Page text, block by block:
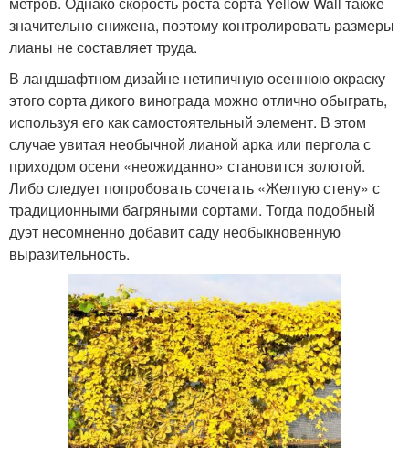
значительно снижена, поэтому контролировать размеры
лианы не составляет труда.
В ландшафтном дизайне нетипичную осеннюю окраску
этого сорта дикого винограда можно отлично обыграть,
используя его как самостоятельный элемент. В этом
случае увитая необычной лианой арка или пергола с
приходом осени «неожиданно» становится золотой.
Либо следует попробовать сочетать «Желтую стену» с
традиционными багряными сортами. Тогда подобный
дуэт несомненно добавит саду необыкновенную
выразительность.